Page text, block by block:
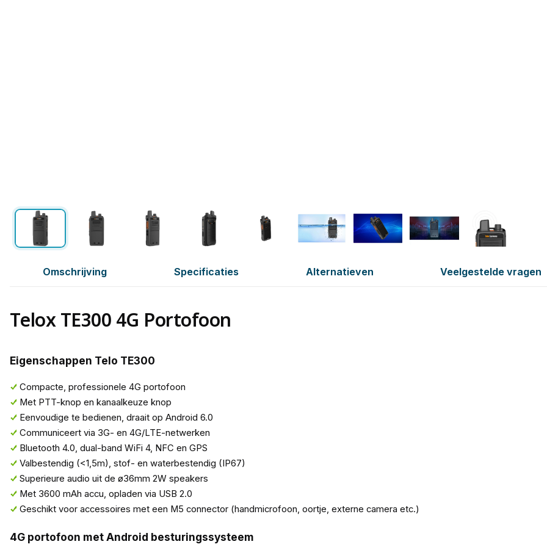
Omschrijving Specificaties Alternatieven Veelgestelde vragen
Telox TE300 4G Portofoon
Eigenschappen Telo TE300
Compacte, professionele 4G portofoon
Met PTT-knop en kanaalkeuze knop
Eenvoudige te bedienen, draait op Android 6.0
Communiceert via 3G- en 4G/LTE-netwerken
Bluetooth 4.0, dual-band WiFi 4, NFC en GPS
Valbestendig (<1,5m), stof- en waterbestendig (IP67)
Superieure audio uit de ø36mm 2W speakers
Met 3600 mAh accu, opladen via USB 2.0
Geschikt voor accessoires met een M5 connector (handmicrofoon, oortje, externe camera etc.)
4G portofoon met Android besturingssysteem